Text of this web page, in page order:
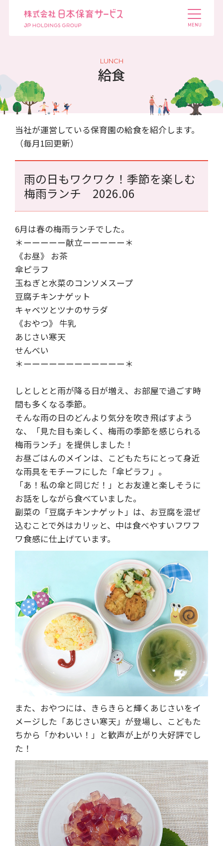
LUNCH
給食
当社が運営している保育園の給食を紹介します。
（毎月1回更新）
雨の日もワクワク！季節を楽しむ
梅雨ランチ 2026.06
6月は春の梅雨ランチでした。
＊ーーーーー献立ーーーーー＊
《お昼》 お茶
傘ピラフ
玉ねぎと水菜のコンソメスープ
豆腐チキンナゲット
キャベツとツナのサラダ
《おやつ》 牛乳
あじさい寒天
せんべい
＊ーーーーーーーーーーーー＊
しとしとと雨が降る日が増え、お部屋で過ごす時
間も多くなる季節。
そんな雨の日のどんより気分を吹き飛ばすよう
な、「見た目も楽しく、梅雨の季節を感じられる
梅雨ランチ」を提供しました！
お昼ごはんのメインは、こどもたちにとって身近
な雨具をモチーフにした「傘ピラフ」。
「あ！私の傘と同じだ！」とお友達と楽しそうに
お話をしながら食べていました。
副菜の「豆腐チキンナゲット」は、お豆腐を混ぜ
込むことで外はカリッと、中は食べやすいフワフ
ワ食感に仕上げています。
また、おやつには、きらきらと輝くあじさいをイ
メージした「あじさい寒天」が登場し、こどもた
ちから「かわいい！」と歓声が上がり大好評でし
た！